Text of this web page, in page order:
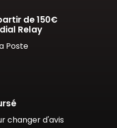
de 150€
Relay
Poste
changer d'avis